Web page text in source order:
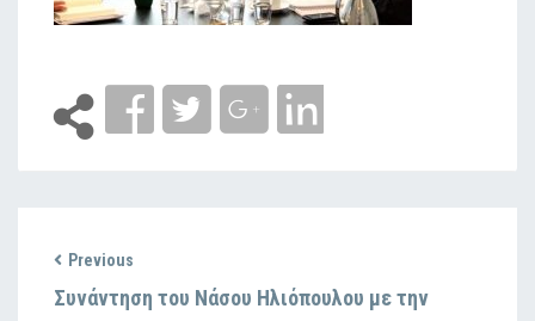
Previous
Συνάντηση του Νάσου Ηλιόπουλου με την